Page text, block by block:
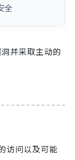
全
并采取主动的
访问以及可能